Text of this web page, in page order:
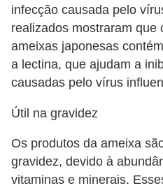
infecção causada pelo
realizados mostraram que
ameixas japonesas
a lectina, que ajudam a
causadas pelo vírus
Útil na gravidez
Os produtos da ameixa
gravidez, devido à
vitaminas e minerais.